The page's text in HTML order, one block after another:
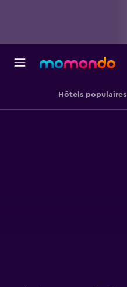
Hôtels populaires